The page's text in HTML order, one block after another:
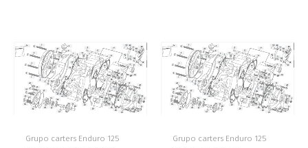
Grupo carters Enduro 125 Grupo carters Enduro 125